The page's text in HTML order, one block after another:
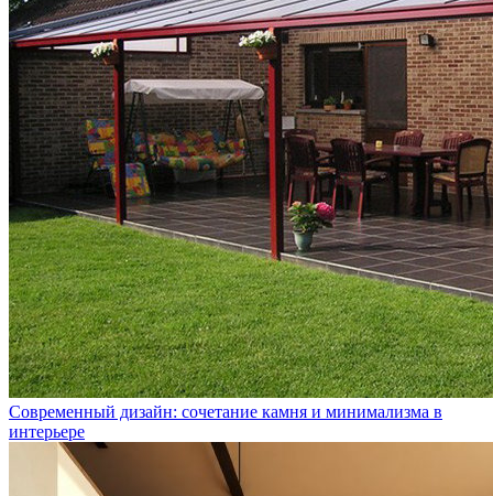
Современный дизайн: сочетание камня и минимализма в
интерьере